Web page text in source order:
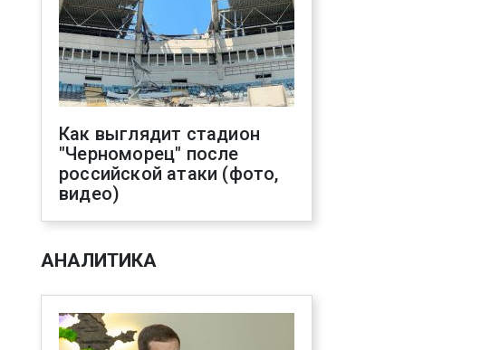
Как выглядит стадион
"Черноморец" после
российской атаки (фото,
видео)
АНАЛИТИКА